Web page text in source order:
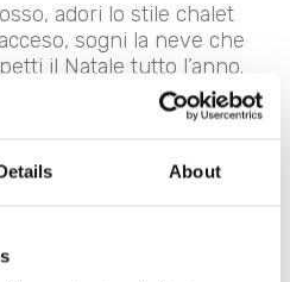
About
adori lo stile chalet
sogni la neve che
il Natale tutto l’anno.